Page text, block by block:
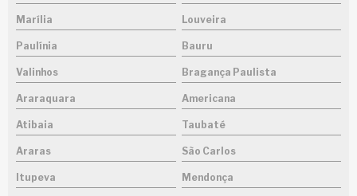
Marília Louveira
Paulínia Bauru
Valinhos Bragança Paulista
Araraquara Americana
Atibaia Taubaté
Araras São Carlos
Itupeva Mendonça